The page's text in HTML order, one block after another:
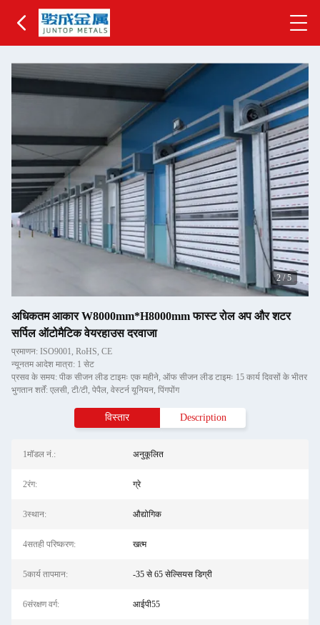
2 /5
अधिकतम आकार W8000mm*H8000mm फास्ट रोल अप और शटर
सर्पिल ऑटोमैटिक वेयरहाउस दरवाजा
प्रमाणन: ISO9001, RoHS, CE
न्यूनतम आदेश मात्रा: 1 सेट
प्रसव के समय: पीक सीजन लीड टाइमः एक महीने, ऑफ सीजन लीड टाइमः 15 कार्य दिवसों के भीतर
भुगतान शर्तें: एलसी, टी/टी, पेपैल, वेस्टर्न यूनियन, पिंगपोंग
विस्तार Description
1मॉडल नं.: अनुकूलित
2रंग: ग्रे
3स्थान: औद्योगिक
4सतही परिष्करण: खत्म
5कार्य तापमान: -35 से 65 सेल्सियस डिग्री
6संरक्षण वर्ग: आईपी55